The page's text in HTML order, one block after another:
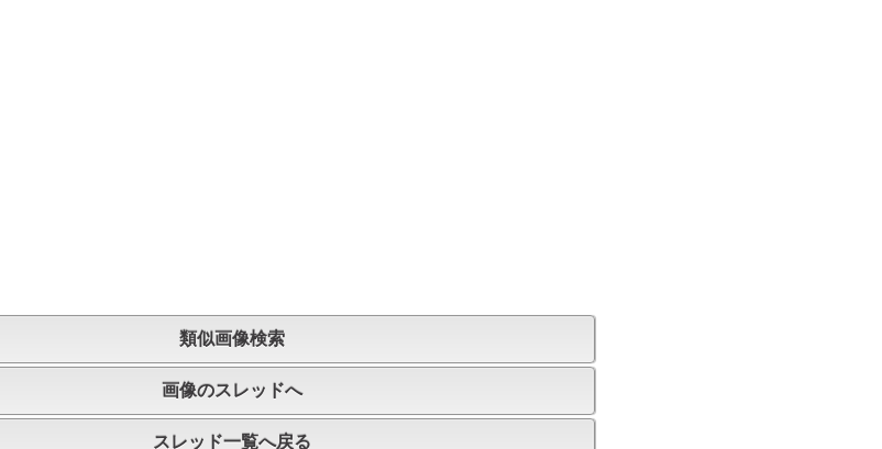
類似画像検索
画像のスレッドへ
スレッド一覧へ戻る